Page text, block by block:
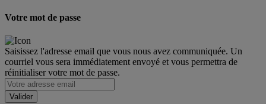
Votre mot de passe
Saisissez l'adresse email que vous nous avez communiquée. Un
courriel vous sera immédiatement envoyé et vous permettra de
réinitialiser votre mot de passe.